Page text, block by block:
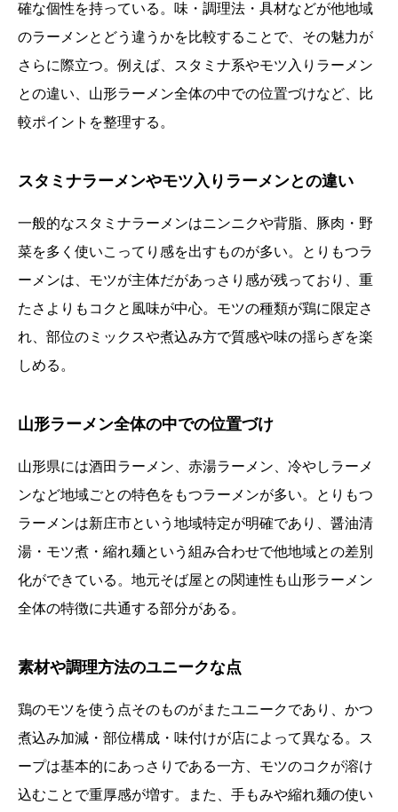
確な個性を持っている。味・調理法・具材などが他地域
のラーメンとどう違うかを比較することで、その魅力が
さらに際立つ。例えば、スタミナ系やモツ入りラーメン
との違い、山形ラーメン全体の中での位置づけなど、比
較ポイントを整理する。
スタミナラーメンやモツ入りラーメンとの違い
一般的なスタミナラーメンはニンニクや背脂、豚肉・野
菜を多く使いこってり感を出すものが多い。とりもつラ
ーメンは、モツが主体だがあっさり感が残っており、重
たさよりもコクと風味が中心。モツの種類が鶏に限定さ
れ、部位のミックスや煮込み方で質感や味の揺らぎを楽
しめる。
山形ラーメン全体の中での位置づけ
山形県には酒田ラーメン、赤湯ラーメン、冷やしラーメ
ンなど地域ごとの特色をもつラーメンが多い。とりもつ
ラーメンは新庄市という地域特定が明確であり、醤油清
湯・モツ煮・縮れ麺という組み合わせで他地域との差別
化ができている。地元そば屋との関連性も山形ラーメン
全体の特徴に共通する部分がある。
素材や調理方法のユニークな点
鶏のモツを使う点そのものがまたユニークであり、かつ
煮込み加減・部位構成・味付けが店によって異なる。ス
ープは基本的にあっさりである一方、モツのコクが溶け
込むことで重厚感が増す。また、手もみや縮れ麺の使い